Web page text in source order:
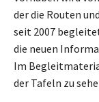
der die Routen
seit 2007
die neuen
Im
der Tafeln zu